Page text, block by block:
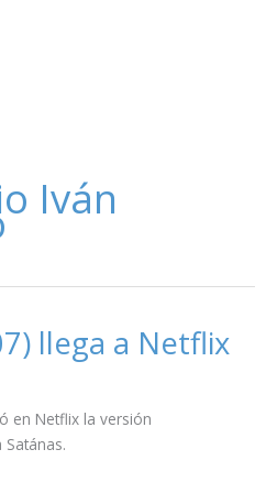
Iván
llega a Netflix
en Netflix la versión